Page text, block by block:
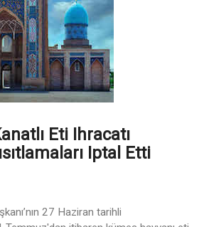
Eti Ihracatı
Iptal Etti
27 Haziran tarihli